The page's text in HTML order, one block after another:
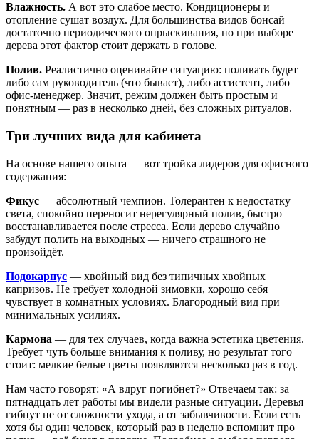
Влажность. А вот это слабое место. Кондиционеры и
отопление сушат воздух. Для большинства видов бонсай
достаточно периодического опрыскивания, но при выборе
дерева этот фактор стоит держать в голове.
Полив. Реалистично оценивайте ситуацию: поливать будет
либо сам руководитель (что бывает), либо ассистент, либо
офис-менеджер. Значит, режим должен быть простым и
понятным — раз в несколько дней, без сложных ритуалов.
Три лучших вида для кабинета
На основе нашего опыта — вот тройка лидеров для офисного
содержания:
Фикус — абсолютный чемпион. Толерантен к недостатку
света, спокойно переносит нерегулярный полив, быстро
восстанавливается после стресса. Если дерево случайно
забудут полить на выходных — ничего страшного не
произойдёт.
Подокарпус — хвойный вид без типичных хвойных
капризов. Не требует холодной зимовки, хорошо себя
чувствует в комнатных условиях. Благородный вид при
минимальных усилиях.
Кармона — для тех случаев, когда важна эстетика цветения.
Требует чуть больше внимания к поливу, но результат того
стоит: мелкие белые цветы появляются несколько раз в год.
Нам часто говорят: «А вдруг погибнет?» Отвечаем так: за
пятнадцать лет работы мы видели разные ситуации. Деревья
гибнут не от сложности ухода, а от забывчивости. Если есть
хотя бы один человек, который раз в неделю вспомнит про